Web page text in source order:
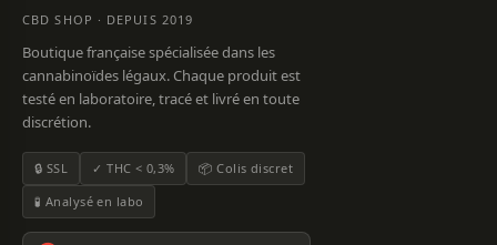
CBD SHOP · DEPUIS 2019
Boutique française spécialisée dans les
cannabinoïdes légaux. Chaque produit est
testé en laboratoire, tracé et livré en toute
discrétion.
🔒 SSL ✓ THC < 0,3%
📦 Colis discret
🧪 Analysé en labo